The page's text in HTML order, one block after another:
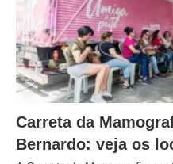
Carreta da
Bernardo: veja os